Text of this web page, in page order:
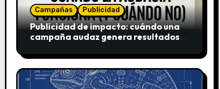
Campañas Publicidad
Publicidad de impacto: cuándo una
campaña audaz genera resultados y